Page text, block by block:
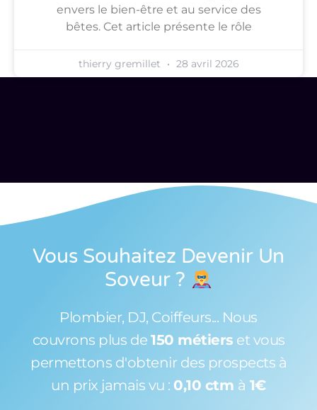
envers le bien-être et au service des
bêtes. Cet article présente le rôle
thierry gremillet 28 avril 2026
Vous Souhaitez Devenir Un
Soveur ?
Plombier, DJ, Coiffeurs... Nous
couvrons plus de 150 métiers et vous
permettons d'obtenir des prospects à
un prix jamais vu : 0,10 ctm à 1€